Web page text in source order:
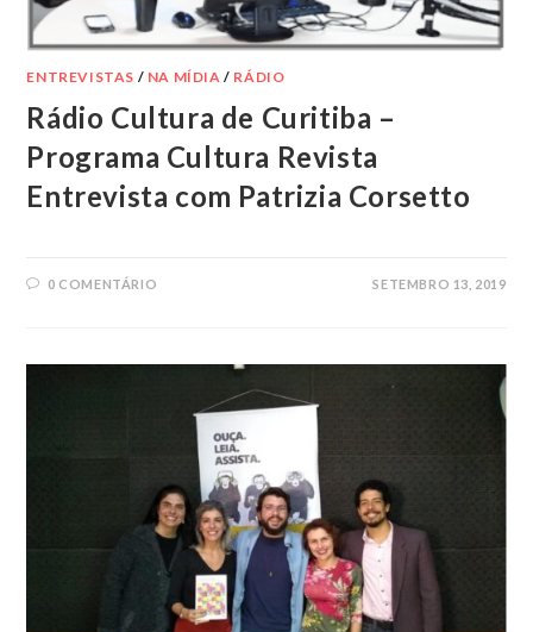
ENTREVISTAS / NA MÍDIA / RÁDIO
Rádio Cultura de Curitiba –
Programa Cultura Revista
Entrevista com Patrizia Corsetto
0 COMENTÁRIO SETEMBRO 13, 2019